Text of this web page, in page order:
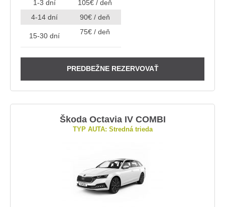
1-3 dní
105€ / deň
4-14 dní
90€ / deň
15-30 dní 75€ / deň
PREDBEŽNE REZERVOVAŤ
Škoda Octavia IV COMBI
TYP AUTA: Stredná trieda